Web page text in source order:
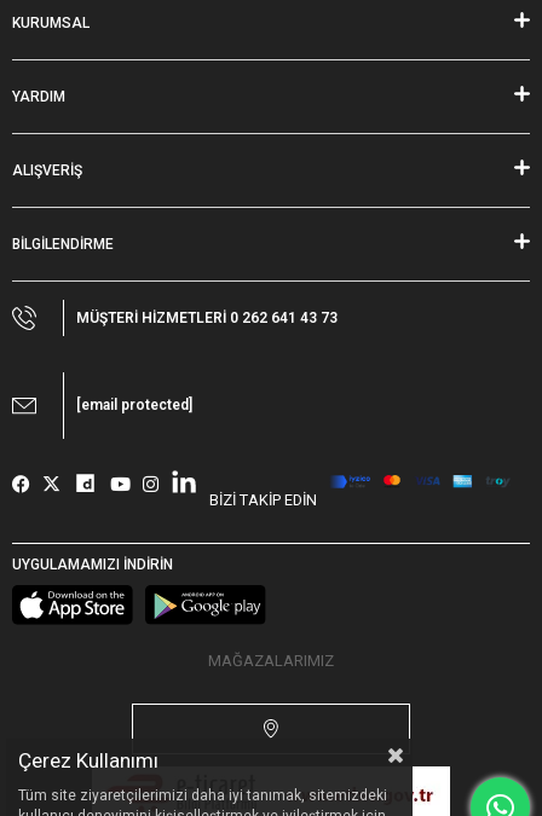
KURUMSAL
YARDIM
ALIŞVERİŞ
BİLGİLENDİRME
MÜŞTERİ HİZMETLERİ 0 262 641 43 73
[email protected]
BİZİ TAKİP EDİN
UYGULAMAMIZI İNDİRİN
MAĞAZALARIMIZ
Çerez Kullanımı
Tüm site ziyaretçilerimizi daha iyi tanımak, sitemizdeki